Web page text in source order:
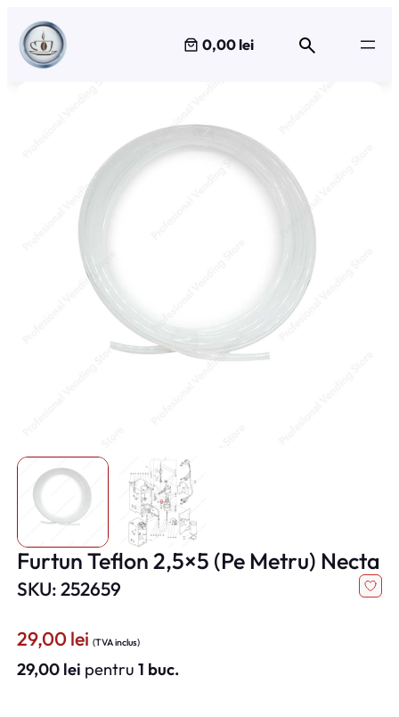
Sari
conținut
0,00 lei
Furtun Teflon 2,5×5 (Pe Metru) Necta
SKU: 252659
29,00lei (TVA inclus)
29,00 lei pentru1 buc.